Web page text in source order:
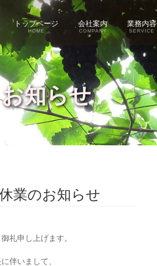
トップページ
HOME
会社案内
COMPANY
業務内容
SERVICE
お知らせ
業のお知らせ
礼申し上げます。
伴いまして、